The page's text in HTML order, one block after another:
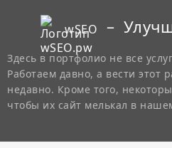
wSEO –
Здесь в портфолио не все
Работаем давно, а вести этот
недавно. Кроме того,
чтобы их сайт мелькал в